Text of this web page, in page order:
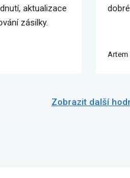
aktualizace
zásilky.
Artem
Zobrazit další